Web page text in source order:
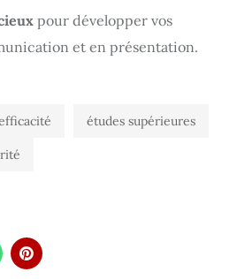
pour développer vos
et en présentation.
études supérieures